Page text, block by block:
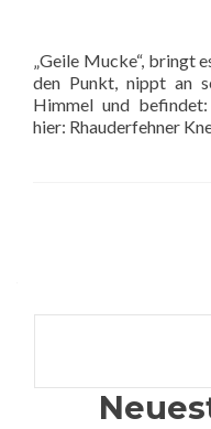
„Geile Mucke“, bringt
den Punkt, nippt an
Himmel und befindet:
hier: Rhauderfehner